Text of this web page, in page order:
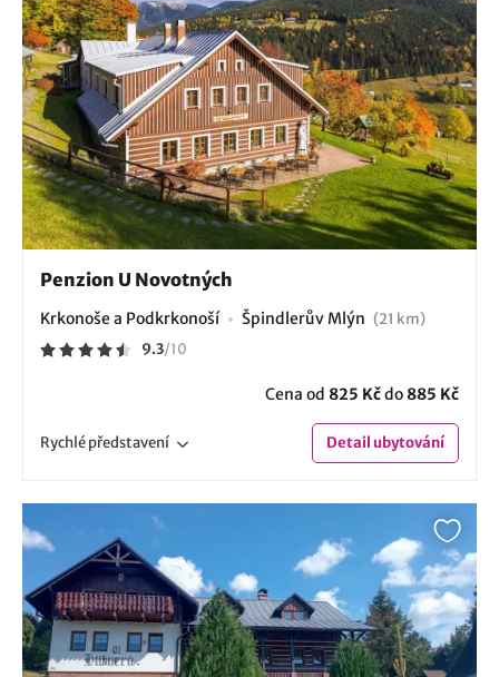
Penzion U Novotných
Krkonoše a Podkrkonoší Špindlerův Mlýn (21 km)
9.3/10
Cena od 825 Kčdo 885 Kč
Rychlépředstavení Detailubytování